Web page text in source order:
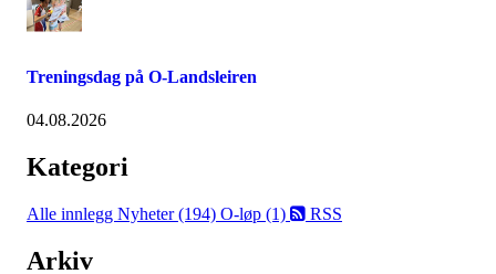
Treningsdag på O-Landsleiren
04.08.2026
Kategori
Alle innlegg Nyheter (194) O-løp (1) RSS
Arkiv